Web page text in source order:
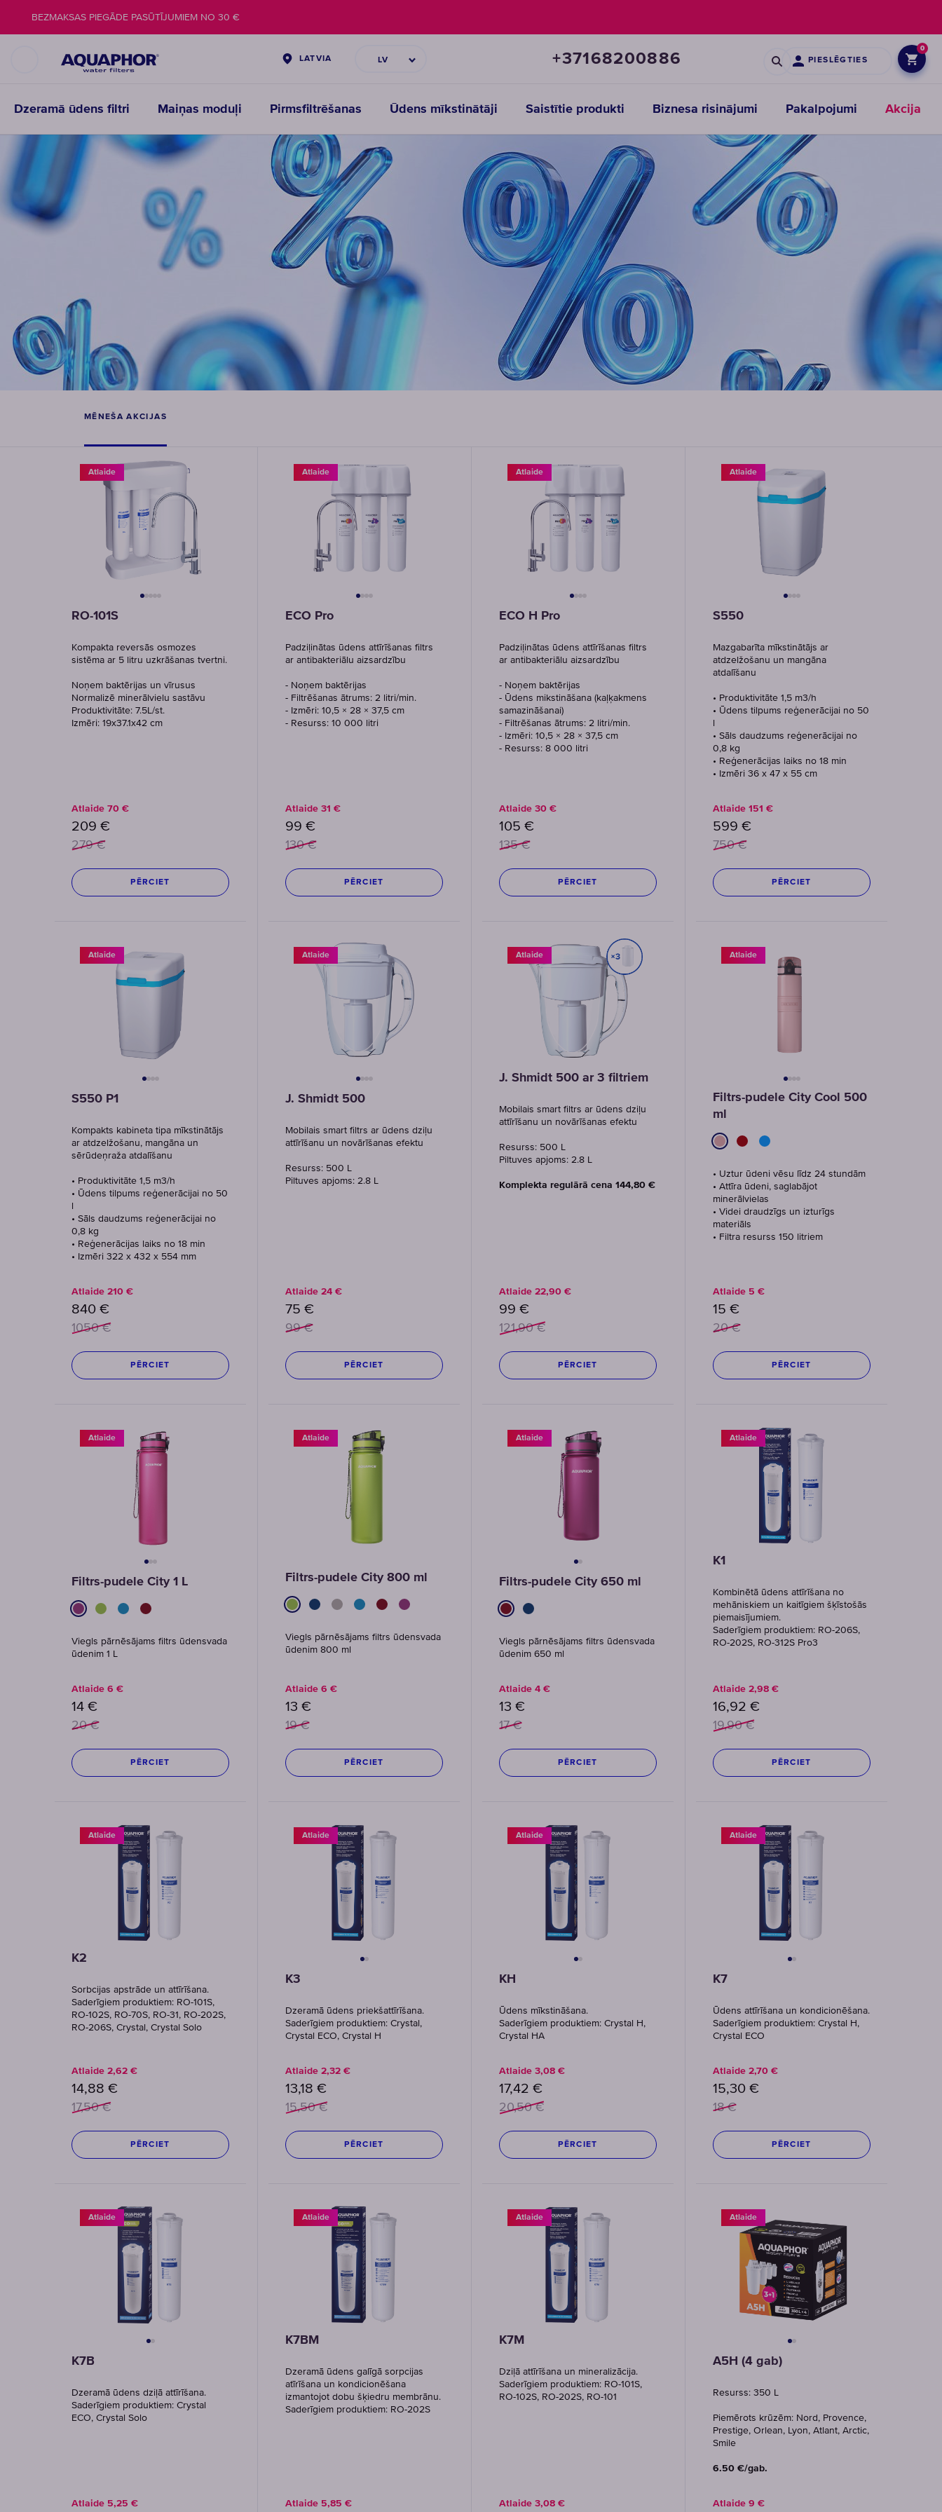
LATVIA LV +37168200886 PIESLĒGTIES
0
Dzeramā ūdens filtri Maiņas moduļi
Maināmie
moduļi
priekšattīrīšanas
filtriem
Maināmie
filtra
moduļi
MODUĻI
Pirmsfiltrēšanas Ūdens mīkstinātāji Saistītie produkti Biznesa risinājumi Pakalpojumi Akcija
BEZMAKSAS PIEGĀDE PASŪTĪJUMIEM NO 30 €
MĒNEŠA AKCIJAS
Atlaide
RO-101S
Kompakta reversās osmozes
sistēma ar 5 litru uzkrāšanas tvertni.
Noņem baktērijas un vīrusus
Normalizē minerālvielu sastāvu
Produktivitāte: 7.5L/st.
Izmēri: 19x37.1x42 cm
Atlaide 70 €
209 €
279 €
PĒRCIET
Atlaide
ECO Pro
Padziļinātas ūdens attīrīšanas filtrs
ar antibakteriālu aizsardzību
- Noņem baktērijas
- Filtrēšanas ātrums: 2 litri/min.
- Izmēri: 10,5 × 28 × 37,5 cm
- Resurss: 10 000 litri
Atlaide 31 €
99 €
130 €
PĒRCIET
Atlaide
ECO H Pro
Padziļinātas ūdens attīrīšanas filtrs
ar antibakteriālu aizsardzību
- Noņem baktērijas
- Ūdens mikstināšana (kaļķakmens
samazināšanai)
- Filtrēšanas ātrums: 2 litri/min.
- Izmēri: 10,5 × 28 × 37,5 cm
- Resurss: 8 000 litri
Atlaide 30 €
105 €
135 €
PĒRCIET
Atlaide
S550
Mazgabarīta mīkstinātājs ar
atdzelžošanu un mangāna
atdalīšanu
• Produktivitāte 1,5 m3/h
• Ūdens tilpums reģenerācijai no 50
• Sāls daudzums reģenerācijai no
0,8 kg
• Reģenerācijas laiks no 18 min
• Izmēri 36 x 47 x 55 cm
Atlaide 151 €
599 €
750 €
PĒRCIET
Atlaide
S550 P1
Kompakts kabineta tipa mīkstinātājs
ar atdzelžošanu, mangāna un
sērūdeņraža atdalīšanu
• Produktivitāte 1,5 m3/h
• Ūdens tilpums reģenerācijai no 50
• Sāls daudzums reģenerācijai no
0,8 kg
• Reģenerācijas laiks no 18 min
• Izmēri 322 x 432 x 554 mm
Atlaide 210 €
840 €
1050 €
PĒRCIET
Atlaide
J. Shmidt 500
Mobilais smart filtrs ar ūdens dziļu
attīrīšanu un novārīšanas efektu
Resurss: 500 L
Piltuves apjoms: 2.8 L
Atlaide 24 €
75 €
99 €
PĒRCIET
Atlaide
J. Shmidt 500 ar 3 filtriem
Mobilais smart filtrs ar ūdens dziļu
attīrīšanu un novārīšanas efektu
Resurss: 500 L
Piltuves apjoms: 2.8 L
Komplekta regulārā cena 144,80 €
Atlaide 22,90 €
99 €
121,90 €
PĒRCIET
Atlaide
Filtrs-pudele City Cool 500
ml
• Uztur ūdeni vēsu līdz 24 stundām
• Attīra ūdeni, saglabājot
minerālvielas
• Videi draudzīgs un izturīgs
materiāls
• Filtra resurss 150 litriem
Atlaide 5 €
15 €
20 €
PĒRCIET
Atlaide
Filtrs-pudele City 1 L
Viegls pārnēsājams filtrs ūdensvada
ūdenim 1 L
Atlaide 6 €
14 €
20 €
PĒRCIET
Atlaide
Filtrs-pudele City 800 ml
Viegls pārnēsājams filtrs ūdensvada
ūdenim 800 ml
Atlaide 6 €
13 €
19 €
PĒRCIET
Atlaide
Filtrs-pudele City 650 ml
Viegls pārnēsājams filtrs ūdensvada
ūdenim 650 ml
Atlaide 4 €
13 €
17 €
PĒRCIET
Atlaide
K1
Kombinētā ūdens attīrīšana no
mehāniskiem un kaitīgiem šķīstošās
piemaisījumiem.
Saderīgiem produktiem: RO-206S,
RO-202S, RO-312S Pro3
Atlaide 2,98 €
16,92 €
19,90 €
PĒRCIET
Atlaide
K2
Sorbcijas apstrāde un attīrīšana.
Saderīgiem produktiem: RO-101S,
RO-102S, RO-70S, RO-31, RO-202S,
RO-206S, Crystal, Crystal Solo
Atlaide 2,62 €
14,88 €
17,50 €
PĒRCIET
Atlaide
K3
Dzeramā ūdens priekšattīrīšana.
Saderīgiem produktiem: Crystal,
Crystal ECO, Crystal H
Atlaide 2,32 €
13,18 €
15,50 €
PĒRCIET
Atlaide
KH
Ūdens mīkstināšana.
Saderīgiem produktiem: Crystal H,
Crystal HA
Atlaide 3,08 €
17,42 €
20,50 €
PĒRCIET
Atlaide
K7
Ūdens attīrīšana un kondicionēšana.
Saderīgiem produktiem: Crystal H,
Crystal ECO
Atlaide 2,70 €
15,30 €
18 €
PĒRCIET
Atlaide
K7B
Dzeramā ūdens dziļā attīrīšana.
Saderīgiem produktiem: Crystal
ECO, Crystal Solo
Atlaide 5,25 €
Atlaide
K7BM
Dzeramā ūdens galīgā sorpcijas
atīrīšana un kondicionēšana
izmantojot dobu šķiedru membrānu.
Saderīgiem produktiem: RO-202S
Atlaide 5,85 €
Atlaide
K7M
Dziļā attīrīšana un mineralizācija.
Saderīgiem produktiem: RO-101S,
RO-102S, RO-202S, RO-101
Atlaide 3,08 €
Atlaide
A5H (4 gab)
Resurss: 350 L
Piemērots krūzēm: Nord, Provence,
Prestige, Orlean, Lyon, Atlant, Arctic,
Smile
6.50 €/gab.
Atlaide 9 €